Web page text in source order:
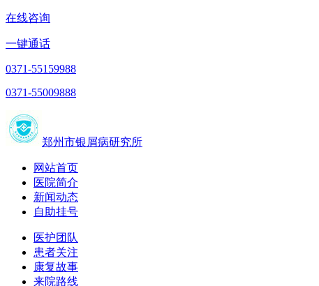
在线咨询
一键通话
0371-55159988
0371-55009888
郑州市银屑病研究所
网站首页
医院简介
新闻动态
自助挂号
医护团队
患者关注
康复故事
来院路线